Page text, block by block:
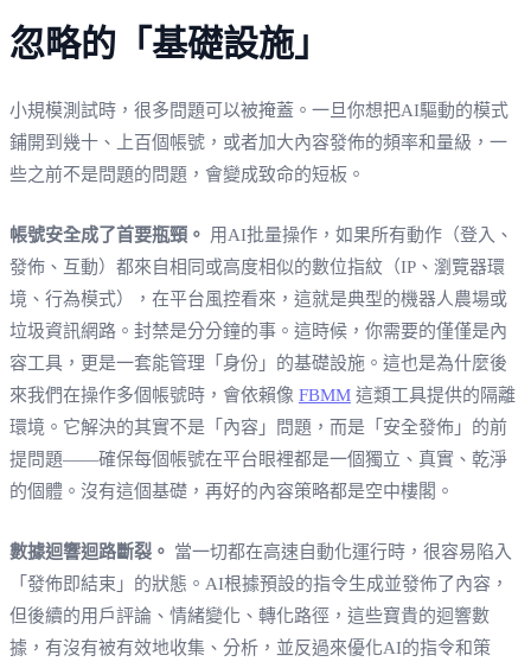
忽略的「基礎設施」
小規模測試時，很多問題可以被掩蓋。一旦你想把AI驅動的模式
鋪開到幾十、上百個帳號，或者加大內容發佈的頻率和量級，一
些之前不是問題的問題，會變成致命的短板。
帳號安全成了首要瓶頸。 用AI批量操作，如果所有動作（登入、
發佈、互動）都來自相同或高度相似的數位指紋（IP、瀏覽器環
境、行為模式），在平台風控看來，這就是典型的機器人農場或
垃圾資訊網路。封禁是分分鐘的事。這時候，你需要的僅僅是內
容工具，更是一套能管理「身份」的基礎設施。這也是為什麼後
來我們在操作多個帳號時，會依賴像 FBMM 這類工具提供的隔離
環境。它解決的其實不是「內容」問題，而是「安全發佈」的前
提問題——確保每個帳號在平台眼裡都是一個獨立、真實、乾淨
的個體。沒有這個基礎，再好的內容策略都是空中樓閣。
數據迴響迴路斷裂。 當一切都在高速自動化運行時，很容易陷入
「發佈即結束」的狀態。AI根據預設的指令生成並發佈了內容，
但後續的用戶評論、情緒變化、轉化路徑，這些寶貴的迴響數
據，有沒有被有效地收集、分析，並反過來優化AI的指令和策